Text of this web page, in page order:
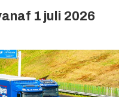
1 juli 2026